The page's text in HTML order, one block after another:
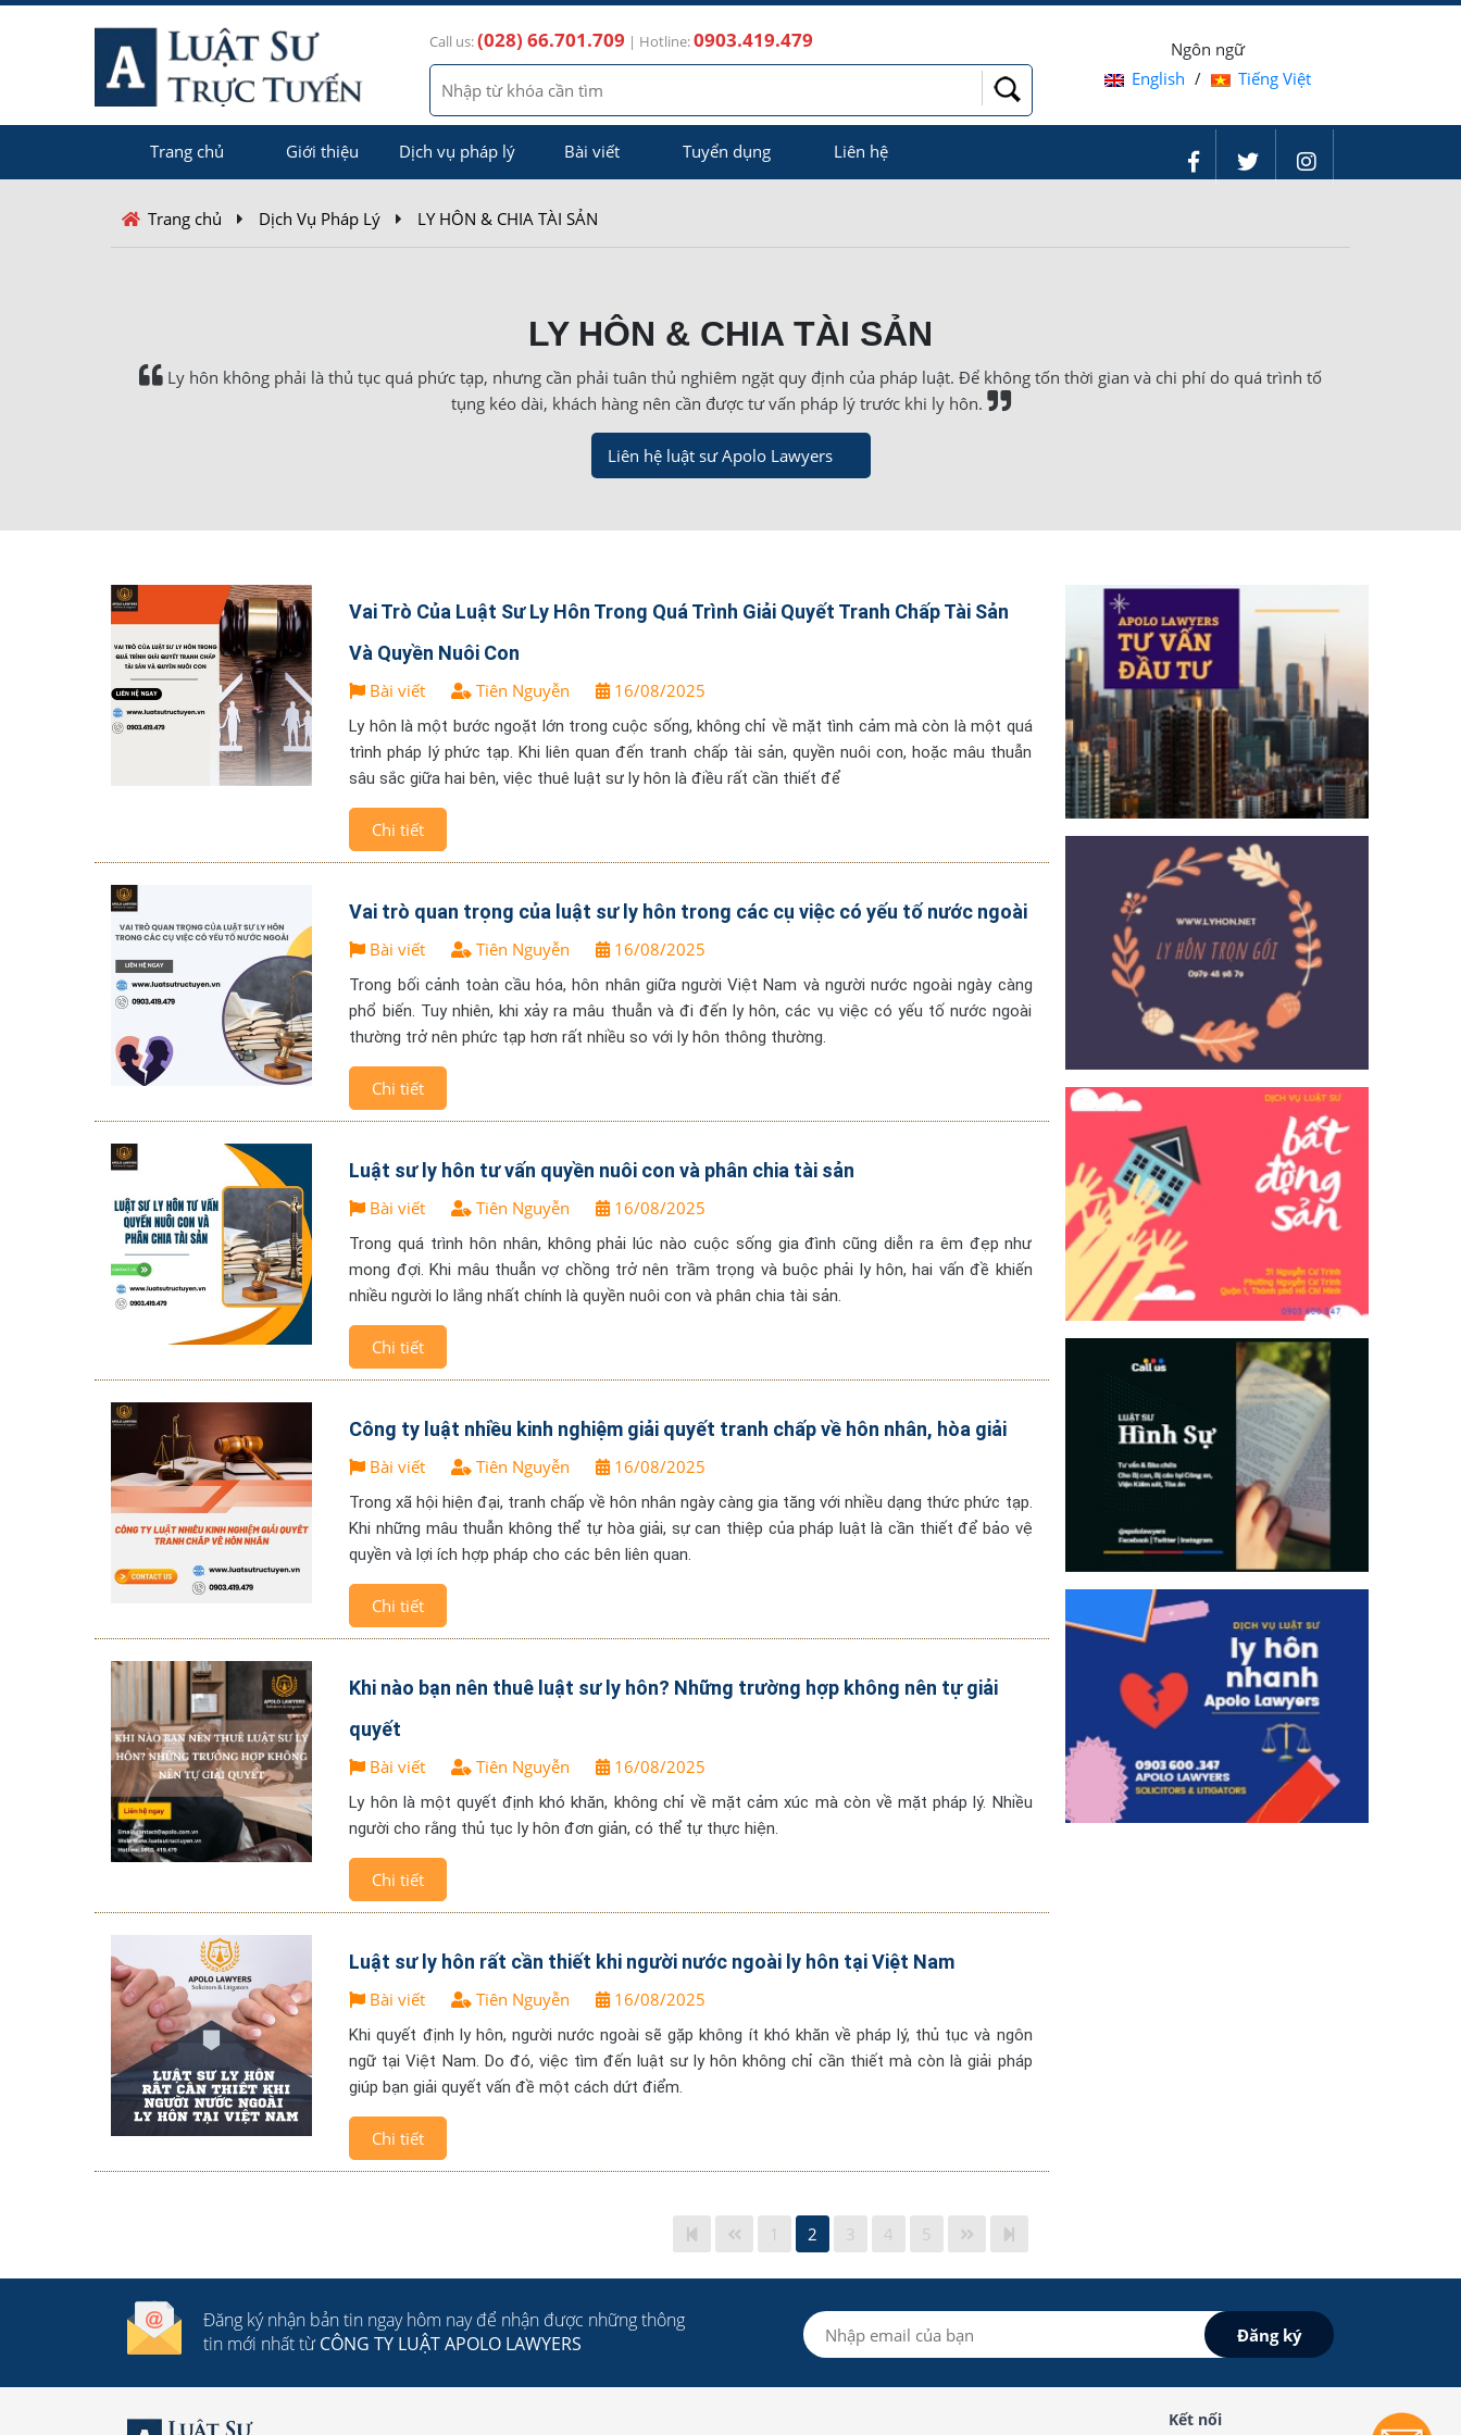
Call us:(028) 66.701.709 | Hotline:0903.419.479
Ngôn ngữ
English / Tiếng Việt
Trang chủ Giới thiệu Dịch vụ pháp lý Bài viết Tuyển dụng Liên hệ
Trang chủ Dịch Vụ Pháp Lý LY HÔN & CHIA TÀI SẢN
LY HÔN & CHIA TÀI SẢN
Ly hôn không phải là thủ tục quá phức tạp, nhưng cần phải tuân thủ nghiêm ngặt quy định của pháp luật. Để không tốn thời gian và chi phí do quá trình tố
tụng kéo dài, khách hàng nên cần được tư vấn pháp lý trước khi ly hôn.
Liên hệ luật sư Apolo Lawyers
Vai Trò Của Luật Sư Ly Hôn Trong Quá Trình Giải Quyết Tranh Chấp Tài Sản
Và Quyền Nuôi Con
Bài viết Tiên Nguyễn 16/08/2025
Ly hôn là một bước ngoặt lớn trong cuộc sống, không chỉ về mặt tình cảm mà còn là một quá
trình pháp lý phức tạp. Khi liên quan đến tranh chấp tài sản, quyền nuôi con, hoặc mâu thuẫn
sâu sắc giữa hai bên, việc thuê luật sư ly hôn là điều rất cần thiết để
Chi tiết
Vai trò quan trọng của luật sư ly hôn trong các cụ việc có yếu tố nước ngoài
Bài viết Tiên Nguyễn 16/08/2025
Trong bối cảnh toàn cầu hóa, hôn nhân giữa người Việt Nam và người nước ngoài ngày càng
phổ biến. Tuy nhiên, khi xảy ra mâu thuẫn và đi đến ly hôn, các vụ việc có yếu tố nước ngoài
thường trở nên phức tạp hơn rất nhiều so với ly hôn thông thường.
Chi tiết
Luật sư ly hôn tư vấn quyền nuôi con và phân chia tài sản
Bài viết Tiên Nguyễn 16/08/2025
Trong quá trình hôn nhân, không phải lúc nào cuộc sống gia đình cũng diễn ra êm đẹp như
mong đợi. Khi mâu thuẫn vợ chồng trở nên trầm trọng và buộc phải ly hôn, hai vấn đề khiến
nhiều người lo lắng nhất chính là quyền nuôi con và phân chia tài sản.
Chi tiết
Công ty luật nhiều kinh nghiệm giải quyết tranh chấp về hôn nhân, hòa giải
Bài viết Tiên Nguyễn 16/08/2025
Trong xã hội hiện đại, tranh chấp về hôn nhân ngày càng gia tăng với nhiều dạng thức phức tạp.
Khi những mâu thuẫn không thể tự hòa giải, sự can thiệp của pháp luật là cần thiết để bảo vệ
quyền và lợi ích hợp pháp cho các bên liên quan.
Chi tiết
Khi nào bạn nên thuê luật sư ly hôn? Những trường hợp không nên tự giải
quyết
Bài viết Tiên Nguyễn 16/08/2025
Ly hôn là một quyết định khó khăn, không chỉ về mặt cảm xúc mà còn về mặt pháp lý. Nhiều
người cho rằng thủ tục ly hôn đơn giản, có thể tự thực hiện.
Chi tiết
Luật sư ly hôn rất cần thiết khi người nước ngoài ly hôn tại Việt Nam
Bài viết Tiên Nguyễn 16/08/2025
Khi quyết định ly hôn, người nước ngoài sẽ gặp không ít khó khăn về pháp lý, thủ tục và ngôn
ngữ tại Việt Nam. Do đó, việc tìm đến luật sư ly hôn không chỉ cần thiết mà còn là giải pháp
giúp bạn giải quyết vấn đề một cách dứt điểm.
Chi tiết
1 2 3 4 5
Đăng ký nhận bản tin ngay hôm nay để nhận được những thông
tin mới nhất từCÔNG TY LUẬT APOLO LAWYERS
Kết nối